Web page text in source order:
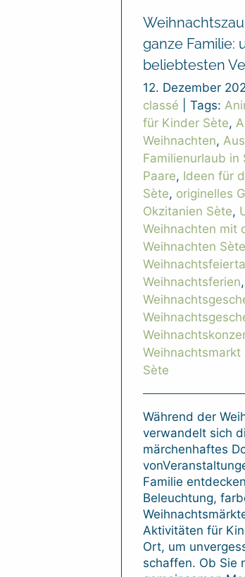
ganze Familie:
beliebtesten
12. Dezember
classé
Tags:
für Kinder Sète,
Weihnachten,
Familienurlaub in
Paare, Ideen für
Sète, originelles
Okzitanien Sète,
Weihnachten mit
Weihnachten Sète
Weihnachtsferien,
Weihnachtsmarkt
Sète
Während der
verwandelt sich
märchenhaftes
Familie
Beleuchtung,
Aktivitäten für
Ort, um
schaffen. Ob Sie